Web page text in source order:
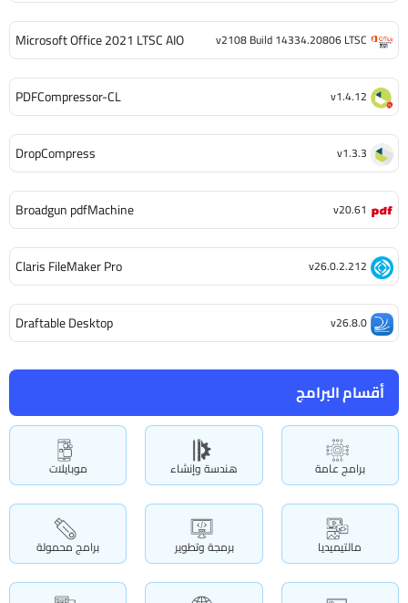
أقسام البرامج
برامج عامة هندسة وإنشاء موبايلات
مالتيميديا برمجة وتطوير برامج محمولة
Microsoft Office 2021 LTSC AIO v2108 Build 14334.20806 LTSC
PDFCompressor-CL v1.4.12
DropCompress v1.3.3
Broadgun pdfMachine v20.61
Claris FileMaker Pro v26.0.2.212
Draftable Desktop v26.8.0